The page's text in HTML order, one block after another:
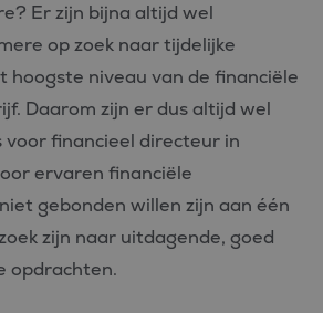
Er zijn bijna altijd wel
op zoek naar tijdelijke
hoogste niveau van de financiële
Daarom zijn er dus altijd wel
financieel directeur in
ervaren financiële
gebonden willen zijn aan één
zijn naar uitdagende, goed
opdrachten.